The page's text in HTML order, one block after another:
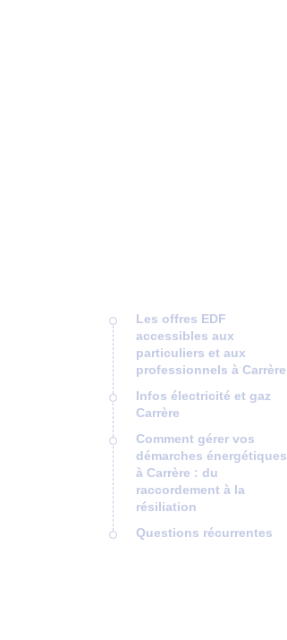
Les offres EDF
accessibles aux
particuliers et aux
professionnels à Carrère
Infos électricité et gaz
Carrère
Comment gérer vos
démarches énergétiques
à Carrère : du
raccordement à la
résiliation
Questions récurrentes